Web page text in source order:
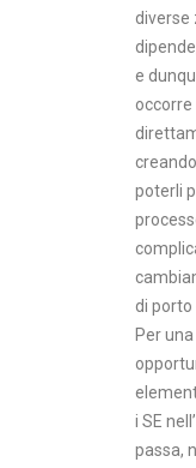
diverse
e
poterli
di porto
Per
i SE
passa,